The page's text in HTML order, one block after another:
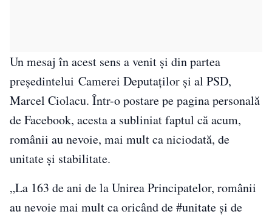
Un mesaj în acest sens a venit și din partea
președintelui Camerei Deputaților și al PSD,
Marcel Ciolacu. Într-o postare pe pagina personală
de Facebook, acesta a subliniat faptul că acum,
românii au nevoie, mai mult ca niciodată, de
unitate și stabilitate.
„La 163 de ani de la Unirea Principatelor, românii
au nevoie mai mult ca oricând de #unitate şi de